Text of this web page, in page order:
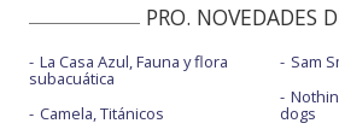
PRO. NOVEDADES
La Casa Azul, Fauna y flora
subacuática
Camela, Titánicos
Sam
dogs